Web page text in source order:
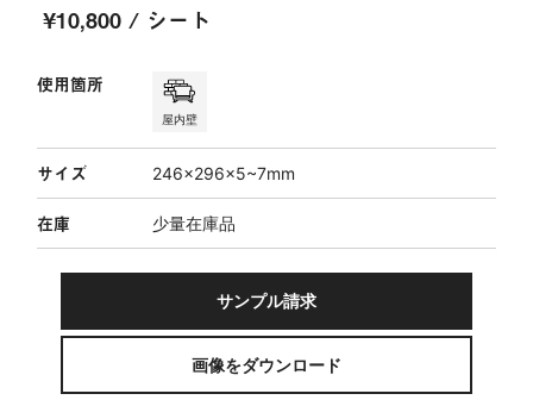
¥10,800 / シート
使用箇所
屋内壁
サイズ 246×296×5~7mm
在庫 少量在庫品
サンプル請求
画像をダウンロード